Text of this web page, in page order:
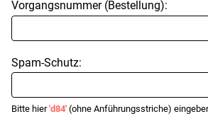
Vorgangsnummer (Bestellung):
Spam-Schutz:
Bitte hier'd84' (ohne Anführungsstriche)